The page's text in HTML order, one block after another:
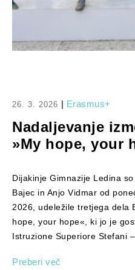
26. 3. 2026 | Erasmus+
Nadaljevanje
»My hope, your
Dijakinje Gimnazije Ledina
Bajec in Anjo Vidmar od
2026, udeležile tretjega dela
hope, your hope«, ki jo je
Istruzione Superiore Stefani
Preberi več